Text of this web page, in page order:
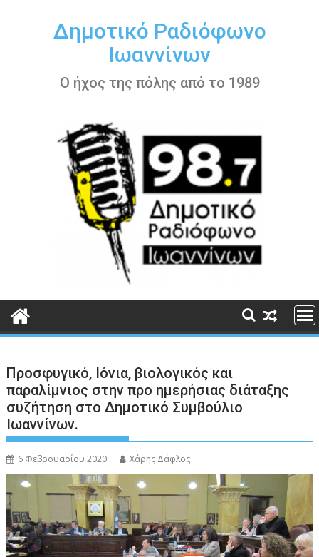
περιεχόμενοΔημοτικό Ραδιόφωνο
Ιωαννίνων
Ο ήχος της πόλης από το 1989
Προσφυγικό, Ιόνια, βιολογικός και
παραλίμνιος στην προ ημερήσιας διάταξης
συζήτηση στο Δημοτικό Συμβούλιο
Ιωαννίνων.
6 Φεβρουαρίου 2020 Χάρης Δάφλος